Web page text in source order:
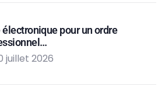
électronique pour un ordre
juillet 2026